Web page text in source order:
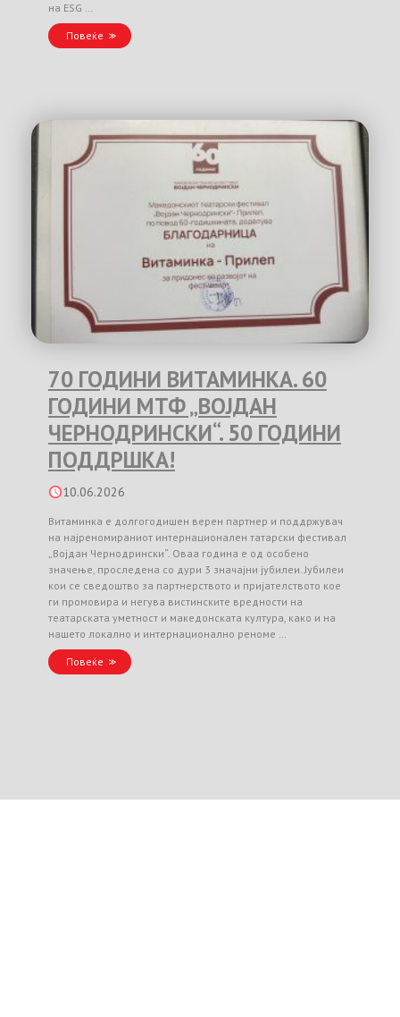
на ESG …
Повеќе
70 ГОДИНИ ВИТАМИНКА. 60
ГОДИНИ МТФ „ВОЈДАН
ЧЕРНОДРИНСКИ“. 50 ГОДИНИ
ПОДДРШКА!
10.06.2026
Витаминка е долгогодишен верен партнер и поддржувач
на најреномираниот интернационален татарски фестивал
„Војдан Чернодрински“. Оваа година е од особено
значење, проследена со дури 3 значајни јубилеи. Јубилеи
кои се сведоштво за партнерството и пријателството кое
ги промовира и негува вистинските вредности на
театарската уметност и македонската култура, како и на
нашето локално и интернационално реноме …
Повеќе